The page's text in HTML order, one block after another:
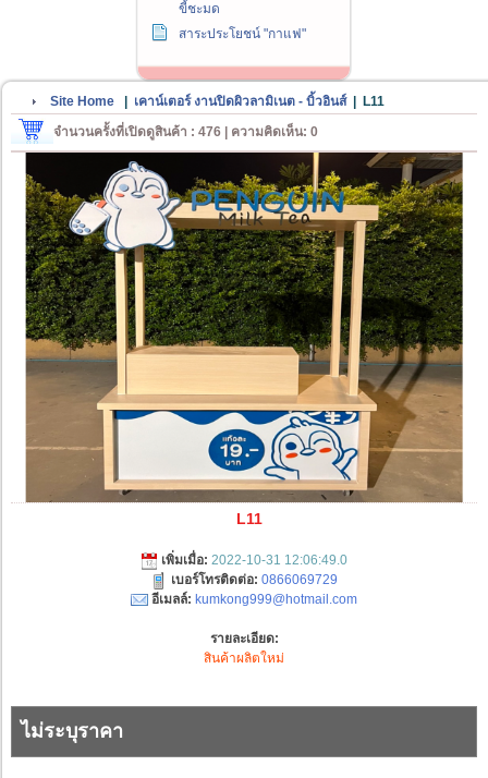
ขี้ชะมด
สาระประโยชน์ "กาแฟ"
Site Home เคาน์เตอร์ งานปิดผิวลามิเนต - บิ้วอินส์|
L11
จำนวนครั้งที่เปิดดูสินค้า : 476 | ความคิดเห็น: 0
L11
เพิ่มเมื่อ: 2022-10-31 12:06:49.0
เบอร์โทรติดต่อ: 0866069729
อีเมลล์: kumkong999@hotmail.com
รายละเอียด:
สินค้าผลิตใหม่
ไม่ระบุราคา